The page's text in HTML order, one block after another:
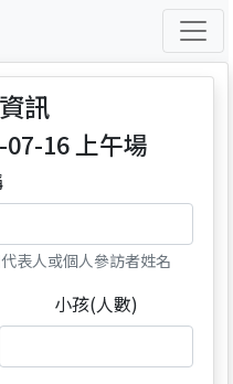
訊
16 上午場
表人或個人參訪者姓名
小孩(人數)